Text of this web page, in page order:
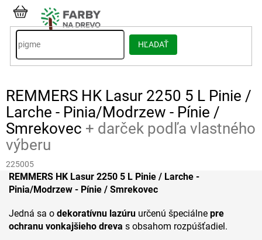
Prejsť
obsah
HĽADAŤ
NÁKUPNÝ
KOŠÍK
REMMERS HK Lasur 2250 5 L Pinie /
Larche - Pinia/Modrzew - Pínie /
Smrekovec + darček podľa vlastného
výberu
225005
REMMERS HK Lasur 2250 5 L Pinie / Larche -
Pinia/Modrzew - Pínie / Smrekovec
Jedná sa o dekoratívnu lazúru určenú špeciálne pre
ochranu vonkajšieho dreva s obsahom rozpúšťadiel.